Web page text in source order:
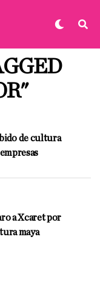
de cultura
a Xcaret por
maya